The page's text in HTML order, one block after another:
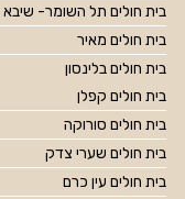
בית חולים תל השומר- שיבא
בית חולים מאיר
בית חולים בלינסון
בית חולים קפלן
בית חולים סורוקה
בית חולים שערי צדק
בית חולים עין כרם